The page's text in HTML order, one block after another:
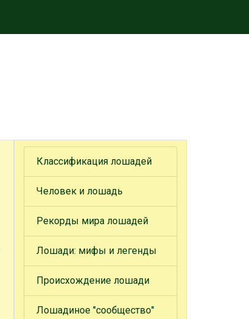
Классификация лошадей
Человек и лошадь
Рекорды мира лошадей
Лошади: мифы и легенды
Происхождение лошади
Лошадиное "сообщество"